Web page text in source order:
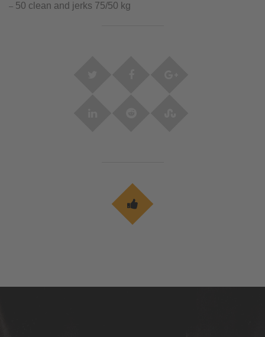
– 50 clean and jerks 75/50 kg